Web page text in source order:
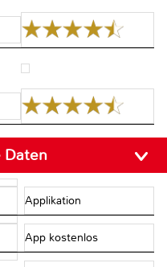
Daten
Applikation
App kostenlos